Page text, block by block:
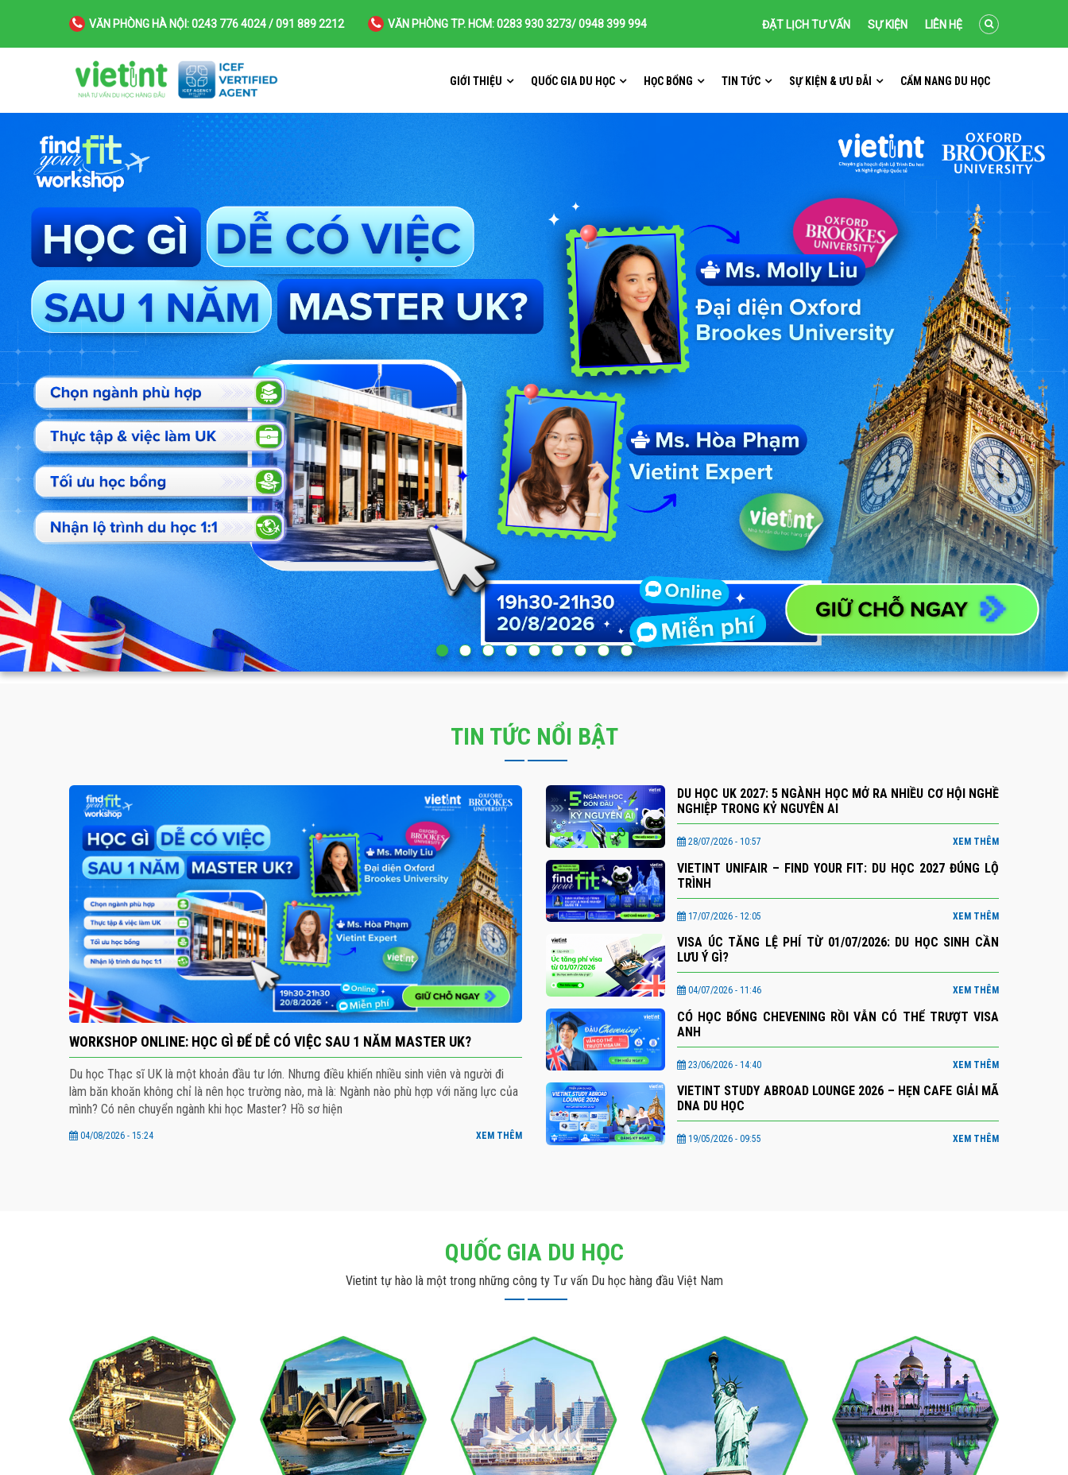
VĂN PHÒNG HÀ NỘI: 0243 776 4024 / 091 889 2212 VĂN PHÒNG TP. HCM: 0283 930 3273/ 0948 399 994 ĐẶT LỊCH TƯ VẤN SỰ KIỆN LIÊN HỆ
GIỚI THIỆU QUỐC GIA DU HỌC HỌC BỔNG TIN TỨC SỰ KIỆN & ƯU ĐÃI CẨM NANG DU HỌC
TIN TỨC NỔI BẬT
WORKSHOP ONLINE: HỌC GÌ ĐỂ DỄ CÓ VIỆC SAU 1 NĂM MASTER UK?
Du học Thạc sĩ UK là một khoản đầu tư lớn. Nhưng điều khiến nhiều sinh viên và người đi
làm băn khoăn không chỉ là nên học trường nào, mà là: Ngành nào phù hợp với năng lực của
mình? Có nên chuyển ngành khi học Master? Hồ sơ hiện
04/08/2026 - 15:24 XEM THÊM
DU HỌC UK 2027: 5 NGÀNH HỌC MỞ RA NHIỀU CƠ HỘI NGHỀ
NGHIỆP TRONG KỶ NGUYÊN AI
28/07/2026 - 10:57 XEM THÊM
VIETINT UNIFAIR – FIND YOUR FIT: DU HỌC 2027 ĐÚNG LỘ
TRÌNH
17/07/2026 - 12:05 XEM THÊM
VISA ÚC TĂNG LỆ PHÍ TỪ 01/07/2026: DU HỌC SINH CẦN
LƯU Ý GÌ?
04/07/2026 - 11:46 XEM THÊM
CÓ HỌC BỔNG CHEVENING RỒI VẪN CÓ THỂ TRƯỢT VISA
ANH
23/06/2026 - 14:40 XEM THÊM
VIETINT STUDY ABROAD LOUNGE 2026 – HẸN CAFE GIẢI MÃ
DNA DU HỌC
19/05/2026 - 09:55 XEM THÊM
QUỐC GIA DU HỌC
Vietint tự hào là một trong những công ty Tư vấn Du học hàng đầu Việt Nam